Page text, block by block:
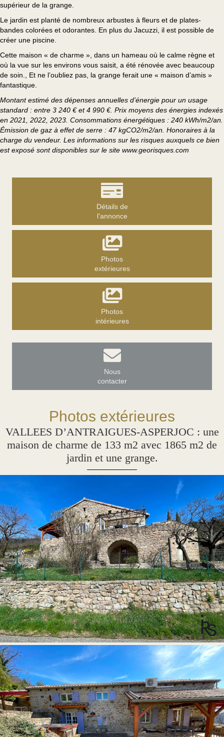
supérieur de la grange.
Le jardin est planté de nombreux arbustes à fleurs et de plates-
bandes colorées et odorantes. En plus du Jacuzzi, il est possible de
créer une piscine.
Cette maison « de charme », dans un hameau où le calme règne et
où la vue sur les environs vous saisit, a été rénovée avec beaucoup
de soin., Et ne l’oubliez pas, la grange ferait une « maison d’amis »
fantastique.
Montant estimé des dépenses annuelles d’énergie pour un usage
standard : entre 3 240 € et 4 990 €. Prix moyens des énergies indexés
en 2021, 2022, 2023. Consommations énergétiques : 240 kWh/m2/an.
Émission de gaz à effet de serre : 47 kgCO2/m2/an. Honoraires à la
charge du vendeur. Les informations sur les risques auxquels ce bien
est exposé sont disponibles sur le site www.georisques.com
Détails de
l'annonce
Photos
extérieures
Photos
intérieures
Nous
contacter
Photos extérieures
VALLEES D’ANTRAIGUES-ASPERJOC : une
maison de charme de 133 m2 avec 1865 m2 de
jardin et une grange.